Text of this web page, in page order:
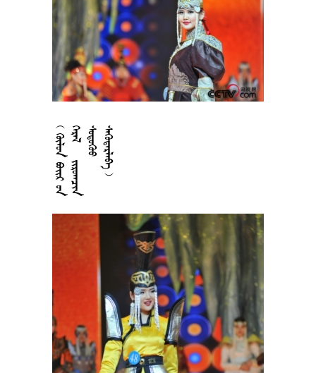










































 